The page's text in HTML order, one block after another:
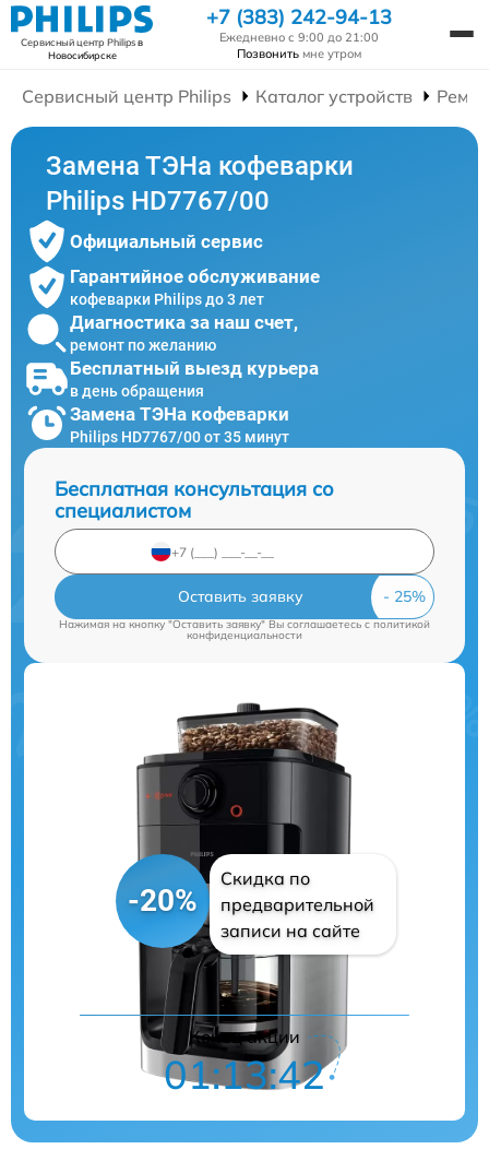
Сервисный центр Philipsв
Новосибирске
+7 (383) 242-94-13
Ежедневно с 9:00 до 21:00
Позвонить мне утром
Сервисный центр Philips Каталог устройств
Замена ТЭНа кофеварки
Philips HD7767/00
Официальный сервис
Гарантийное обслуживание
кофеварки Philips до 3 лет
Диагностика за наш счет,
ремонт по желанию
Бесплатный выезд курьера
в день обращения
Замена ТЭНа кофеварки
Philips HD7767/00 от 35 минут
Бесплатная консультация со
специалистом
Оставить заявку
Нажимая на кнопку "Оставить заявку" Вы соглашаетесь c политикой
конфиденциальности
-20%
Скидка по
предварительной
записи на сайте
Конец акции
01:13:41